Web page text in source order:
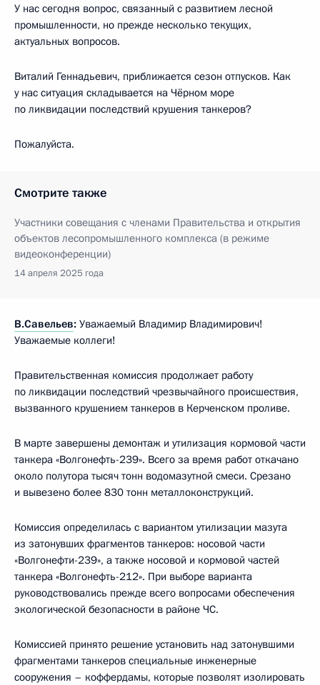
У нас сегодня вопрос, связанный с развитием лесной
промышленности, но прежде несколько текущих,
актуальных вопросов.
Виталий Геннадьевич, приближается сезон отпусков. Как
у нас ситуация складывается на Чёрном море
по ликвидации последствий крушения танкеров?
Пожалуйста.
Смотрите также
Участники совещания с членами Правительства и открытия
объектов лесопромышленного комплекса (в режиме
видеоконференции)
14 апреля 2025 года
В.Савельев: Уважаемый Владимир Владимирович!
Уважаемые коллеги!
Правительственная комиссия продолжает работу
по ликвидации последствий чрезвычайного происшествия,
вызванного крушением танкеров в Керченском проливе.
В марте завершены демонтаж и утилизация кормовой части
танкера «Волгонефть-239». Всего за время работ откачано
около полутора тысяч тонн водомазутной смеси. Срезано
и вывезено более 830 тонн металлоконструкций.
Комиссия определилась с вариантом утилизации мазута
из затонувших фрагментов танкеров: носовой части
«Волгонефти-239», а также носовой и кормовой частей
танкера «Волгонефть-212». При выборе варианта
руководствовались прежде всего вопросами обеспечения
экологической безопасности в районе ЧС.
Комиссией принято решение установить над затонувшими
фрагментами танкеров специальные инженерные
сооружения – коффердамы, которые позволят изолировать